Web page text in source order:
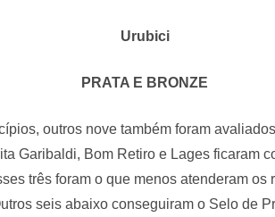
Urubici
PRATA E BRONZE
outros nove também foram
Garibaldi, Bom Retiro e Lages ficaram
três foram o que menos atenderam os
seis abaixo conseguiram o Selo de